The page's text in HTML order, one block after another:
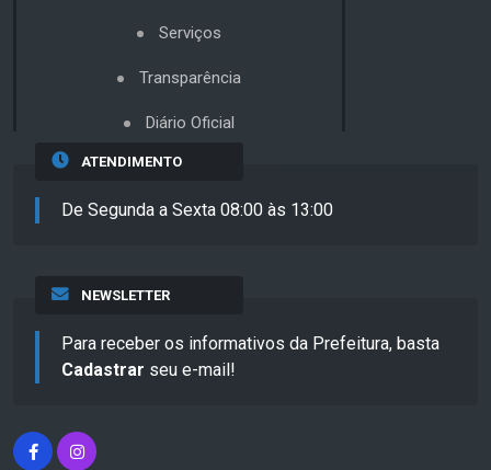
Serviços
Transparência
Diário Oficial
ATENDIMENTO
De Segunda a Sexta 08:00 às 13:00
NEWSLETTER
Para receber os informativos da Prefeitura, basta
Cadastrar seu e-mail!